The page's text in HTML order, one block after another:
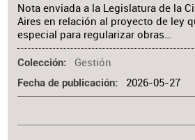
Nota enviada a la Legislatura de la
Aires en relación al proyecto de ley
especial para regularizar obras…
Colección Gestión
Fecha de publicación 2026-05-27